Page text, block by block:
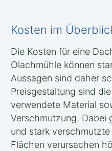
Kosten im
Die Kosten für eine
Olachmühle können
Aussagen sind daher
Preisgestaltung sind
verwendete Material
Verschmutzung. Dabei
und stark
Flächen verursachen